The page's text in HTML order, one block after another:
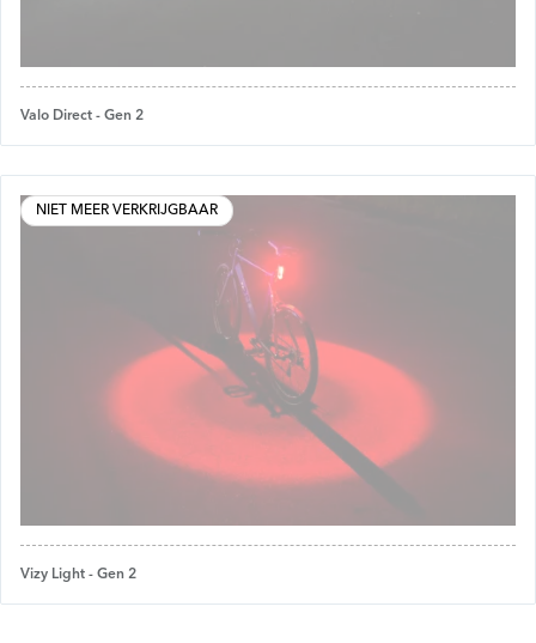
Valo Direct - Gen 2
NIET MEER VERKRIJGBAAR
Vizy Light - Gen 2